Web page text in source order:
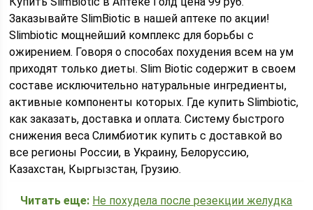
Заказывайте SlimBiotic в нашей аптеке по акции!
Slimbiotic мощнейший комплекс для борьбы с
ожирением. Говоря о способах похудения всем на ум
приходят только диеты. Slim Biotic содержит в своем
составе исключительно натуральные ингредиенты,
активные компоненты которых. Где купить Slimbiotic,
как заказать, доставка и оплата. Систему быстрого
снижения веса Слимбиотик купить с доставкой во
все регионы России, в Украину, Белоруссию,
Казахстан, Кыргызстан, Грузию.
Читать еще: Не похудела после резекции желудка